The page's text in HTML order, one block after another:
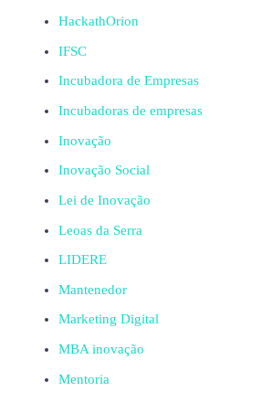
HackathOrion
IFSC
Incubadora de Empresas
Incubadoras de empresas
Inovação
Inovação Social
Lei de Inovação
Leoas da Serra
LIDERE
Mantenedor
Marketing Digital
MBA inovação
Mentoria